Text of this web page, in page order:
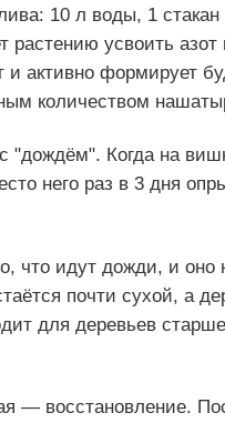
10 л воды, 1
растению усвоить
и активно формирует
количеством
"дождём". Когда на
него раз в 3 дня
что идут дожди, и
почти сухой, а
для деревьев
— восстановление.